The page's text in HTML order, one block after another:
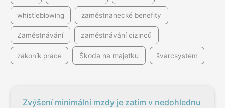
whistleblowing zaměstnanecké benefity
Zaměstnávání zaměstnávání cizinců
zákoník práce Škoda na majetku švarcsystém
Zvýšení minimální mzdy je zatím v nedohlednu